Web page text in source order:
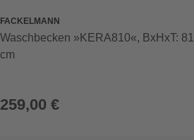
FACKELMANN
Waschbecken »KERA810«, BxHxT:
cm
259,00 €